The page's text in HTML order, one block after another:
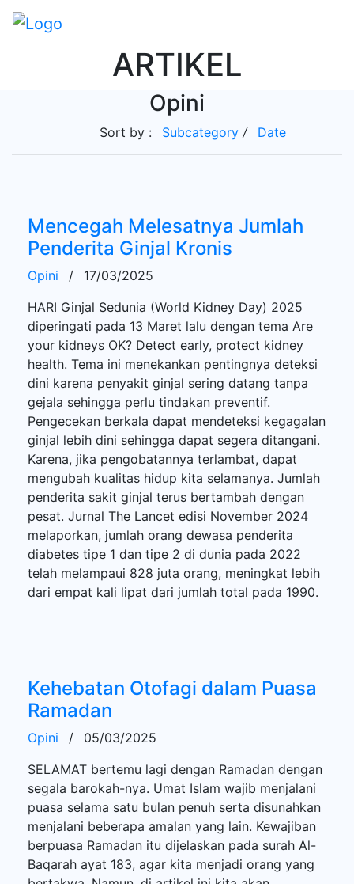
ARTIKEL
Opini
Sort by : Subcategory / Date
Mencegah Melesatnya Jumlah
Penderita Ginjal Kronis
Opini /
17/03/2025
HARI Ginjal Sedunia (World Kidney Day) 2025
diperingati pada 13 Maret lalu dengan tema Are
your kidneys OK? Detect early, protect kidney
health. Tema ini menekankan pentingnya deteksi
dini karena penyakit ginjal sering datang tanpa
gejala sehingga perlu tindakan preventif.
Pengecekan berkala dapat mendeteksi kegagalan
ginjal lebih dini sehingga dapat segera ditangani.
Karena, jika pengobatannya terlambat, dapat
mengubah kualitas hidup kita selamanya. Jumlah
penderita sakit ginjal terus bertambah dengan
pesat. Jurnal The Lancet edisi November 2024
melaporkan, jumlah orang dewasa penderita
diabetes tipe 1 dan tipe 2 di dunia pada 2022
telah melampaui 828 juta orang, meningkat lebih
dari empat kali lipat dari jumlah total pada 1990.
Kehebatan Otofagi dalam Puasa
Ramadan
Opini /
05/03/2025
SELAMAT bertemu lagi dengan Ramadan dengan
segala barokah-nya. Umat Islam wajib menjalani
puasa selama satu bulan penuh serta disunahkan
menjalani beberapa amalan yang lain. Kewajiban
berpuasa Ramadan itu dijelaskan pada surah Al-
Baqarah ayat 183, agar kita menjadi orang yang